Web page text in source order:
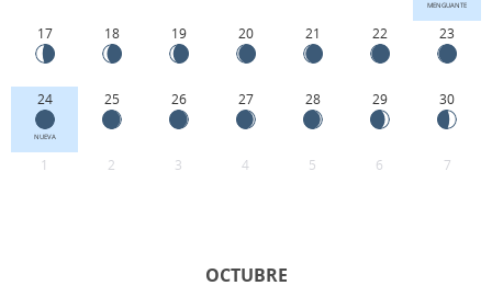
MENGUANTE
17 18 19 20 21 22 23
24
NUEVA
25 26 27 28 29 30
1 2 3 4 5 6 7
OCTUBRE